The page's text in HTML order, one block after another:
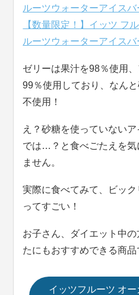
ルーツウォーターアイスバ
【数量限定！】イッツ フ
ルーツウォーターアイスバ
ゼリーは果汁を98％使用
99％使用しており、なん
不使用！
え？砂糖を使っていない
では…？と食べごたえを気
ません。
実際に食べてみて、ビッ
ってすごい！
お子さん、ダイエット中
たにもおすすめできる商品
イッツフルーツ オ